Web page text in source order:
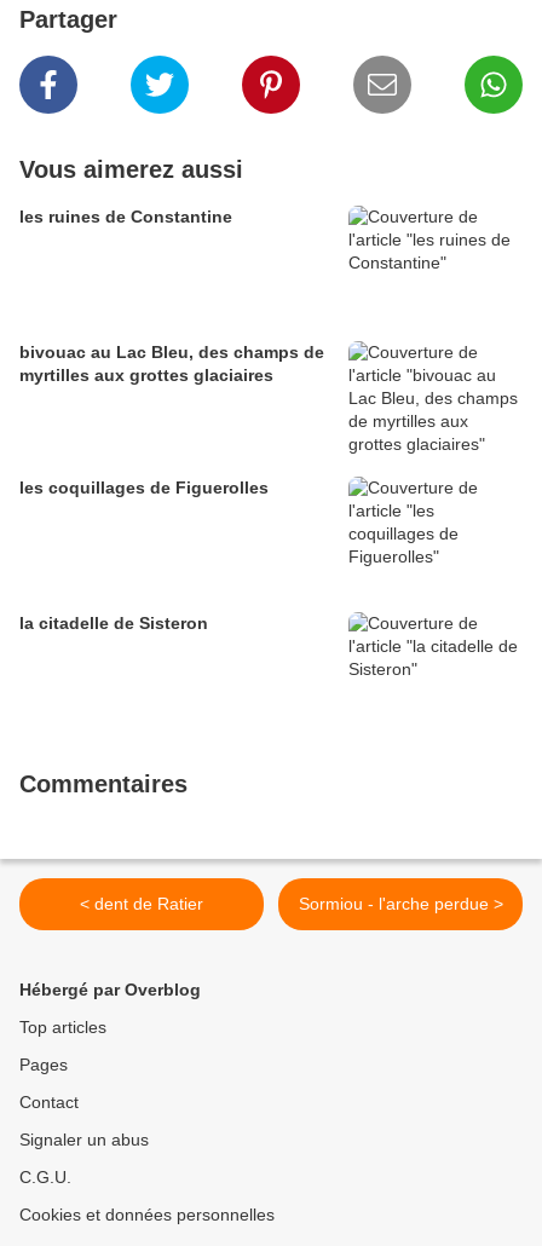
Partager
Vous aimerez aussi
les ruines de Constantine
bivouac au Lac Bleu, des champs de
myrtilles aux grottes glaciaires
les coquillages de Figuerolles
la citadelle de Sisteron
Commentaires
< dent de Ratier Sormiou - l'arche perdue >
Hébergé par Overblog
Top articles
Pages
Contact
Signaler un abus
C.G.U.
Cookies et données personnelles